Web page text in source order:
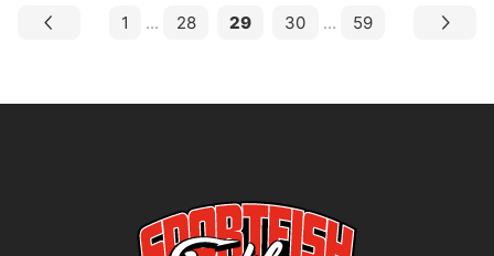
1 ... 28 29 30 ... 59